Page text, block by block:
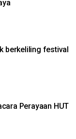
berkeliling festival
Perayaan HUT